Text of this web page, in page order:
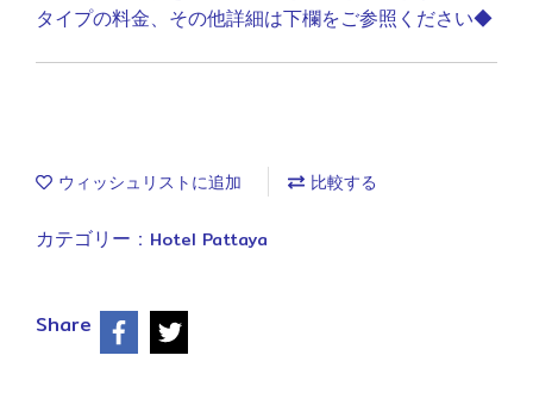
タイプの料金、その他詳細は下欄をご参照ください◆
ウィッシュリストに追加 比較する
カテゴリー : Hotel Pattaya
Share